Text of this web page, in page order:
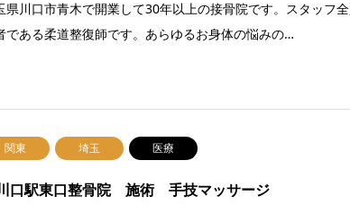
県川口市青木で開業して30年以上の接骨院です。スタッフ
である柔道整復師です。あらゆるお身体の悩みの…
関東 埼玉 医療
口駅東口整骨院 施術 手技マッサージ